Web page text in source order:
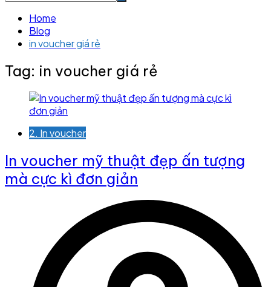
Home
Blog
in voucher giá rẻ
Tag: in voucher giá rẻ
2. In voucher
In voucher mỹ thuật đẹp ấn tượng
mà cực kì đơn giản